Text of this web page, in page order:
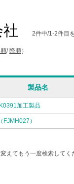
2件中/1-2件目
/ 降順）
製品名
加工製品
）
えてもう一度検索してく